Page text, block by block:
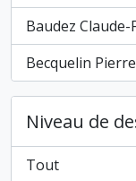
Baudez Claude-
, 1 résultats
Becquelin Pierre
, 1 résultats
Niveau de
Tout